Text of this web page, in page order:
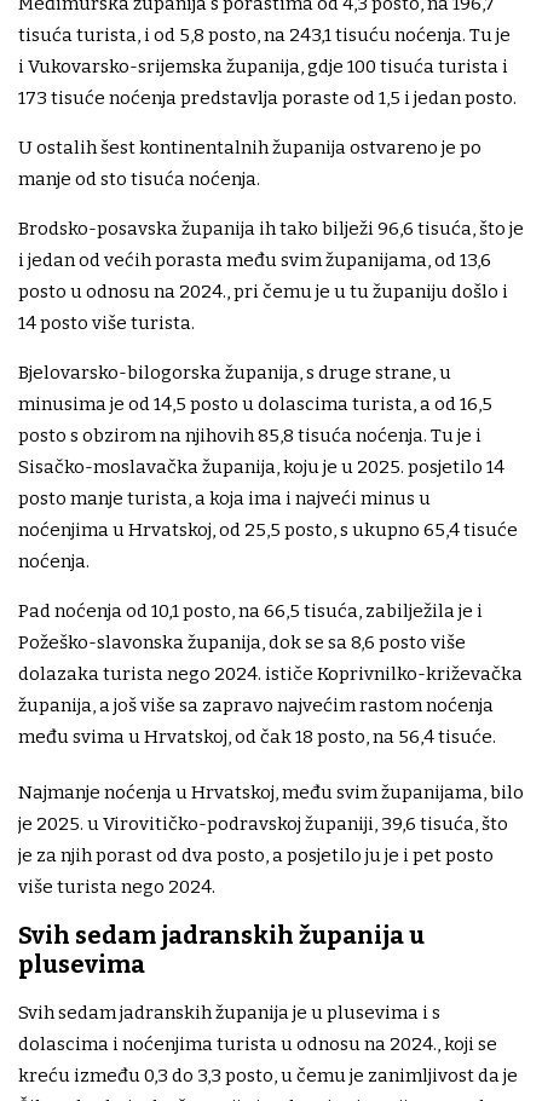
tisuća turista, i od 5,8 posto, na 243,1 tisuću noćenja. Tu je
i Vukovarsko-srijemska županija, gdje 100 tisuća turista i
173 tisuće noćenja predstavlja poraste od 1,5 i jedan posto.
U ostalih šest kontinentalnih županija ostvareno je po
manje od sto tisuća noćenja.
Brodsko-posavska županija ih tako bilježi 96,6 tisuća, što je
i jedan od većih porasta među svim županijama, od 13,6
posto u odnosu na 2024., pri čemu je u tu županiju došlo i
14 posto više turista.
Bjelovarsko-bilogorska županija, s druge strane, u
minusima je od 14,5 posto u dolascima turista, a od 16,5
posto s obzirom na njihovih 85,8 tisuća noćenja. Tu je i
Sisačko-moslavačka županija, koju je u 2025. posjetilo 14
posto manje turista, a koja ima i najveći minus u
noćenjima u Hrvatskoj, od 25,5 posto, s ukupno 65,4 tisuće
noćenja.
Pad noćenja od 10,1 posto, na 66,5 tisuća, zabilježila je i
Požeško-slavonska županija, dok se sa 8,6 posto više
dolazaka turista nego 2024. ističe Koprivnilko-križevačka
županija, a još više sa zapravo najvećim rastom noćenja
među svima u Hrvatskoj, od čak 18 posto, na 56,4 tisuće.
Najmanje noćenja u Hrvatskoj, među svim županijama, bilo
je 2025. u Virovitičko-podravskoj županiji, 39,6 tisuća, što
je za njih porast od dva posto, a posjetilo ju je i pet posto
više turista nego 2024.
Svih sedam jadranskih županija u
plusevima
Svih sedam jadranskih županija je u plusevima i s
dolascima i noćenjima turista u odnosu na 2024., koji se
kreću između 0,3 do 3,3 posto, u čemu je zanimljivost da je